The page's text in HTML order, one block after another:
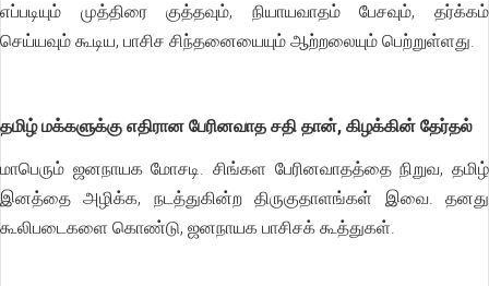
எப்படியும் முத்திரை குத்தவும், நியாயவாதம் பேசவும், தர்க்கம்
செய்யவும் கூடிய, பாசிச சிந்தனையையும் ஆற்றலையும் பெற்றுள்ளது.
தமிழ் மக்களுக்கு எதிரான பேரினவாத சதி தான், கிழக்கின் தேர்தல்
மாபெரும் ஜனநாயக மோசடி. சிங்கள பேரினவாதத்தை நிறுவ, தமிழ்
இனத்தை அழிக்க, நடத்துகின்ற திருகுதாளங்கள் இவை. தனது
கூலிபடைகளை கொண்டு, ஜனநாயக பாசிசக் கூத்துகள்.